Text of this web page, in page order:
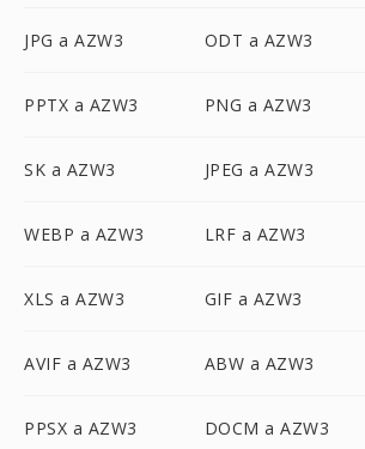
JPG a AZW3 ODT a AZW3
PPTX a AZW3 PNG a AZW3
SK a AZW3 JPEG a AZW3
WEBP a AZW3 LRF a AZW3
XLS a AZW3 GIF a AZW3
AVIF a AZW3 ABW a AZW3
PPSX a AZW3 DOCM a AZW3